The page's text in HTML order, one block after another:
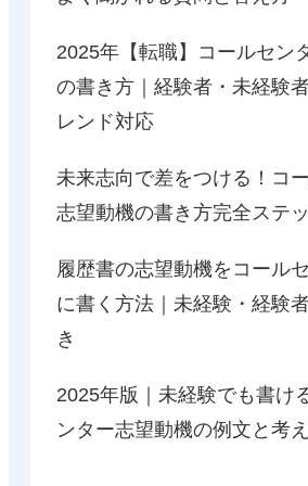
2025年【転職】コールセン
の書き方｜経験者・未経験
レンド対応
未来志向で差をつける！コ
志望動機の書き方完全ステ
履歴書の志望動機をコール
に書く方法｜未経験・経験
き
2025年版｜未経験でも書け
ンター志望動機の例文と考